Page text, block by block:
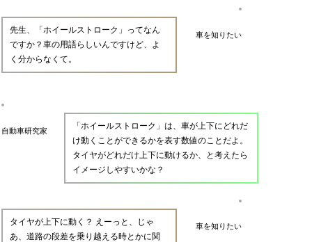
車を知りたい
先生、「ホイールストローク」ってなん
ですか？車の用語らしいんですけど、よ
く分からなくて。
自動車研究家
「ホイールストローク」は、車が上下にどれだ
け動くことができるかを表す数値のことだよ。
タイヤがどれだけ上下に動けるか、と考えたら
イメージしやすいかな？
車を知りたい
タイヤが上下に動く？ えーっと、じゃ
あ、道路の段差を乗り越える時とかに関